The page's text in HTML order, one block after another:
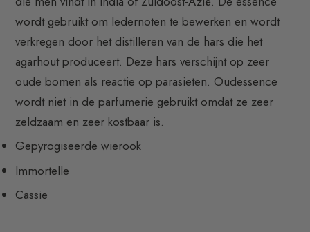
wordt gebruikt om ledernoten te bewerken en wordt
verkregen door het distilleren van de hars die het
agarhout produceert. Deze hars verschijnt op zeer
oude bomen als reactie op parasieten. Oudessence
wordt niet in de parfumerie gebruikt omdat ze zeer
zeldzaam en zeer kostbaar is.
Gepyrogiseerde wierook
Immortelle
Cassie